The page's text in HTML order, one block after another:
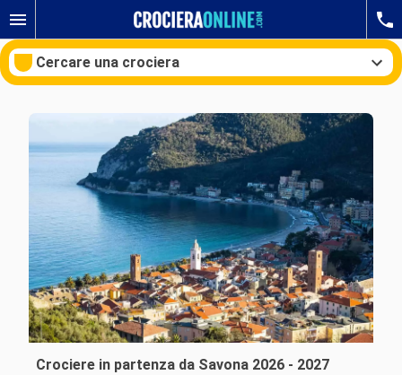
Cercare una crociera
Le nostre destinazioni
Mesi di partenza
Porti Compagnie
Ricerca
Crociere in partenza da Savona 2026 - 2027